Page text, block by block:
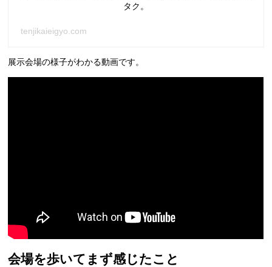
タク。
tenjikaieigyo.com
展示会場の様子がわかる動画です。
会場を歩いてまず感じたこと